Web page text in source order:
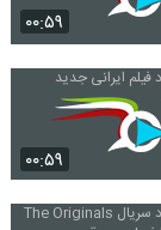
۰۰:۵۹
۰۰:۵۹